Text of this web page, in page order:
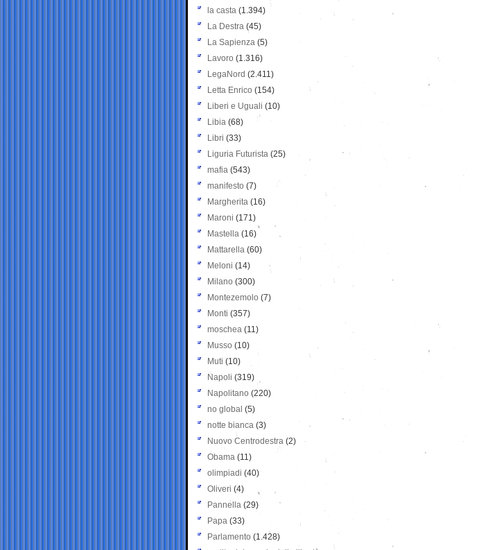
la casta (1.394)
La Destra (45)
La Sapienza (5)
Lavoro (1.316)
LegaNord (2.411)
Letta Enrico (154)
Liberi e Uguali (10)
Libia (68)
Libri (33)
Liguria Futurista (25)
mafia (543)
manifesto (7)
Margherita (16)
Maroni (171)
Mastella (16)
Mattarella (60)
Meloni (14)
Milano (300)
Montezemolo (7)
Monti (357)
moschea (11)
Musso (10)
Muti (10)
Napoli (319)
Napolitano (220)
no global (5)
notte bianca (3)
Nuovo Centrodestra (2)
Obama (11)
olimpiadi (40)
Oliveri (4)
Pannella (29)
Papa (33)
Parlamento (1.428)